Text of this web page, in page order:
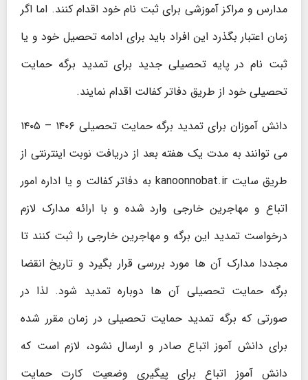
مدارس و مراکز آموزشی برای ثبت نام خود اقدام کنند. اما اگر
زمان اعتبار بگذرد این افراد باید برای ادامه تحصیل خود و یا
ثبت نام در پایه تحصیلی جدید برای تمدید برگه حمایت
تحصیلی خود از طریق دفاتر کفالت اقدام نمایند.
دانش آموزان برای تمدید برگه حمایت تحصیلی ۱۴۰۶ – ۱۴۰۵
می توانند به مدت یک هفته بعد از دریافت نوبت اینترنتی از
طریق سایت kanoonnobat.ir به دفاتر کفالت و یا اداره امور
اتباع و مهاجرین خارجی وارد شده و با ارائه مدارک لازم
درخواست تمدید این برگه و مهاجرین خارجی را ثبت کنند تا
مجددا مدارک آن ها مورد بررسی قرار بگیرد و تاریخ انقضا
برگه حمایت تحصیلی آن ها دوباره تمدید شود. لذا در
صورتی که برگه تمدید حمایت تحصیلی در زمان مقرر شده
برای دانش‌ آموز اتباع صادر و ارسال نشود، لازم است که
دانش ‌آموز اتباع برای پیگیری وضعیت کارت حمایت